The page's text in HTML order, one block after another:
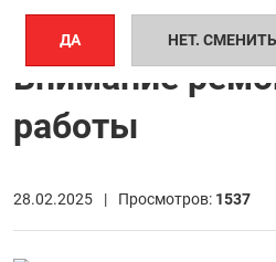
ДА НЕТ. СМЕНИТЬ
Внимание
работы
28.02.2025 | Просмотров: 1537